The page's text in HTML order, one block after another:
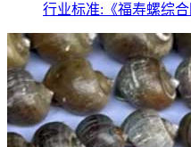
行业标准:《福寿螺综合